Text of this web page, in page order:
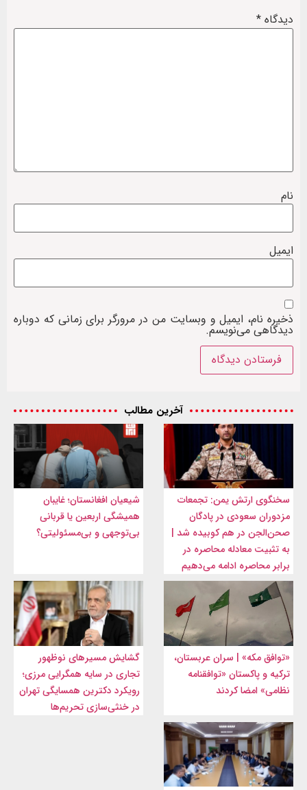
دیدگاه *
نام
ایمیل
ذخیره نام، ایمیل و وبسایت من در مرورگر برای زمانی که دوباره
دیدگاهی می‌نویسم.
آخرین مطالب
سخنگوی ارتش یمن: تجمعات
مزدوران سعودی در پادگان
صحن‌الجن در هم کوبیده شد |
به تثبیت معادله محاصره در
برابر محاصره ادامه می‌دهیم
شیعیان افغانستان؛ غایبان
همیشگی اربعین یا قربانی
بی‌توجهی و بی‌مسئولیتی؟
«توافق مکه» | سران عربستان،
ترکیه و پاکستان «توافقنامه
نظامی» امضا کردند
گشایش مسیرهای نوظهور
تجاری در سایه همگرایی مرزی؛
رویکرد دکترین همسایگی تهران
در خنثی‌سازی تحریم‌ها